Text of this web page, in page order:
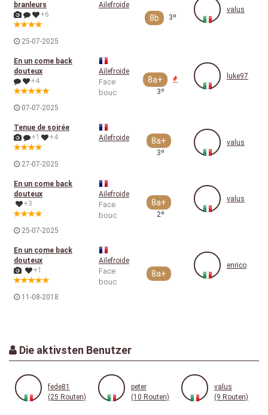
branleurs
+6
25-07-2025
Ailefroide
8b 3º
valus
En un come back
douteux
+4
07-07-2025
Ailefroide
Face
bouc
8a+
3º
luke97
Tenue de soirée
+1
+4
27-07-2025
Ailefroide 8a+
3º
valus
En un come back
douteux
+3
25-07-2025
Ailefroide
Face
bouc
8a+
2º
valus
En un come back
douteux
+1
11-08-2018
Ailefroide
Face
bouc
8a+
enrico
Die aktivsten Benutzer
fede81
(25 Routen)
peter
(10 Routen)
valus
(9 Routen)